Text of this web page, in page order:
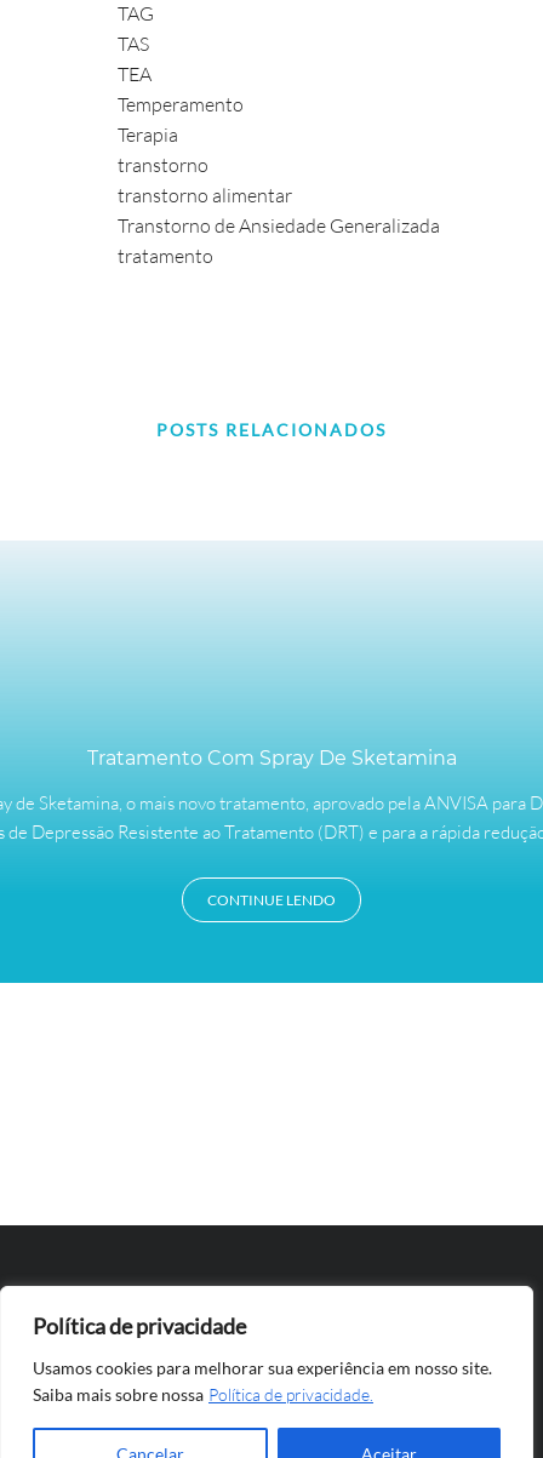
Política de privacidade
Usamos cookies para melhorar sua experiência em nosso site.
Saiba mais sobre nossa Política de privacidade.
Cancelar Aceitar
TAG
TAS
TEA
Temperamento
Terapia
transtorno
transtorno alimentar
Transtorno de Ansiedade Generalizada
tratamento
POSTS RELACIONADOS
Tratamento Com Spray De Sketamina
Sketamina, o mais novo tratamento, aprovado pela ANVISA para
Depressão Resistente ao Tratamento (DRT) e para a rápida
CONTINUE LENDO
Todos os direitos reservados ©
Política de Privacidade